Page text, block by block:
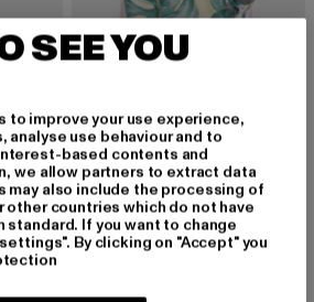
adidas ADILETTE Badeschuhe
EUR 49,99 EUR
ADIDAS
Originals
18,80 EUR
Derzeitiger Preis: 18,80 EUR
39,99 EURAktionspreis:
SEE YOU
to improve your use experience,
analyse use behaviour and to
based contents and
we allow partners to extract data
may also include the processing of
other countries which do not have
standard. If you want to change
By clicking on "Accept" you